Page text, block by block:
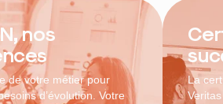
nos
de votre métier pour
d’évolution. Votre
La